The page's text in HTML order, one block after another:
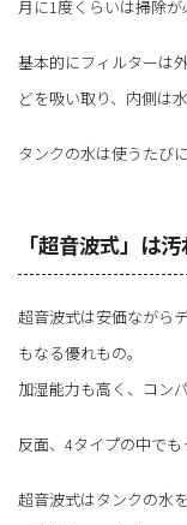
月に1度くらいは掃除が
基本的にフィルターは
どを吸い取り、内側は
タンクの水は使うたび
「超音波式」は
超音波式は安価ながら
もなる優れもの。
加湿能力も高く、コン
反面、4タイプの中でも
超音波式はタンクの水